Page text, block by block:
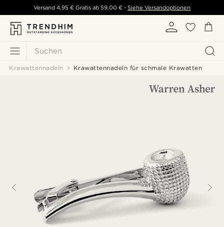
Suchen
Versand 4,95 € Gratis ab59,00 € - Siehe Versandoptionen
Krawattennadeln Krawattennadeln für schmale Krawatten